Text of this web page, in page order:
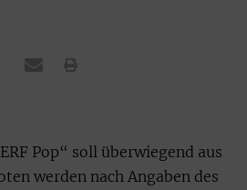
Pop“ soll überwiegend aus
werden nach Angaben des